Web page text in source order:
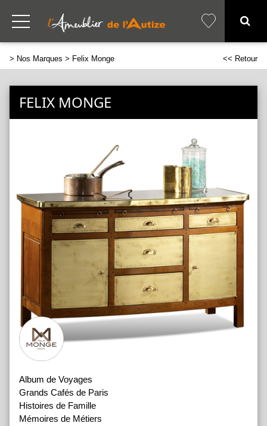
> Nos Marques > Felix Monge << Retour
FELIX MONGE
Album de Voyages
Grands Cafés de Paris
Histoires de Famille
Mémoires de Métiers